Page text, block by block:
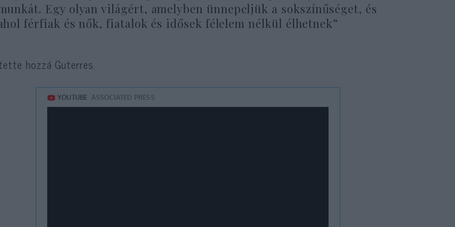
Egy olyan világért, amelyben ünnepeljük a sokszínűséget, és
férfiak és nők, fiatalok és idősek félelem nélkül élhetnek”
hozzá Guterres.